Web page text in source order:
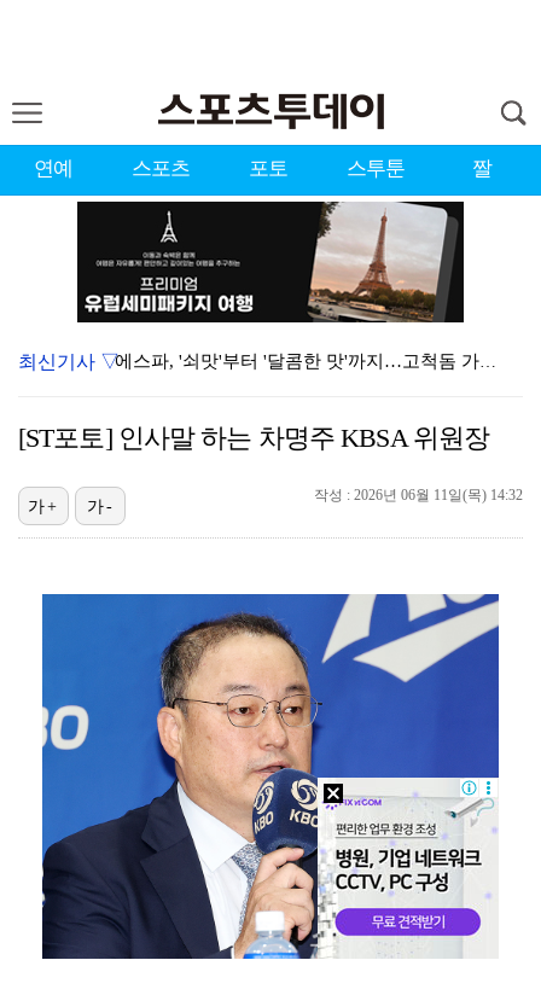
연예 스포츠 포토 스투툰 짤
에스파, '쇠맛'부터 '달콤한 맛'까지…고척돔 가득 채…
에스파, 고척돔 입성…공연 시작 40분 만에 첫 인사 …
블랙핑크, 10주년 행사 논란에 사과 "커뮤니케이션 문…
박지민 아나운서 "발리까지 갔는데…'피의 게임2' 출연…
에스파 고척돔 공연에 반가운 얼굴…아이들 미연·트와이스…
최신기사 ▽
[ST포토] 인사말 하는 차명주 KBSA 위원장
작성 : 2026년 06월 11일(목) 14:32
가+ 가-